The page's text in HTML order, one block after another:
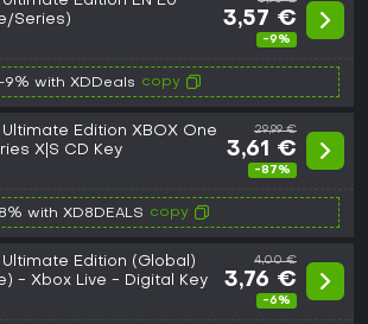
Series)
3,57 €
-9%
9% with XDDeals copy
Ultimate Edition XBOX One
X|S CD Key
29,99 €
3,61 €
-87%
with XD8DEALS copy
Ultimate Edition (Global)
- Xbox Live - Digital Key
4,00 €
3,76 €
-6%